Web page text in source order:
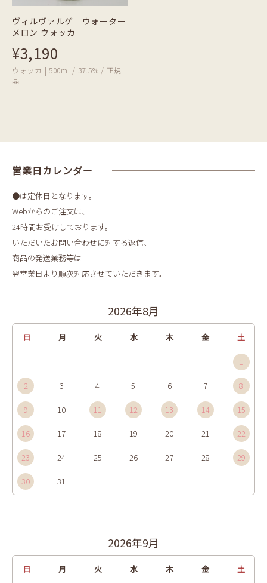
ヴィルヴァルゲ ウォーター
メロン ウォッカ
¥3,190
ウォッカ | 500ml / 37.5% / 正規
品
営業日カレンダー
●は定休日となります。
Webからのご注文は、
24時間お受けしております。
いただいたお問い合わせに対する返信、
商品の発送業務等は
翌営業日より順次対応させていただきます。
2026年8月
日 月 火 水 木 金 土
1
2 3 4 5 6 7 8
9 10 11 12 13 14 15
16 17 18 19 20 21 22
23 24 25 26 27 28 29
30 31
2026年9月
日 月 火 水 木 金 土